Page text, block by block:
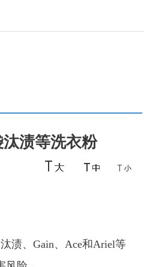
渍等洗衣粉
渍、Gain、Ace和Ariel等